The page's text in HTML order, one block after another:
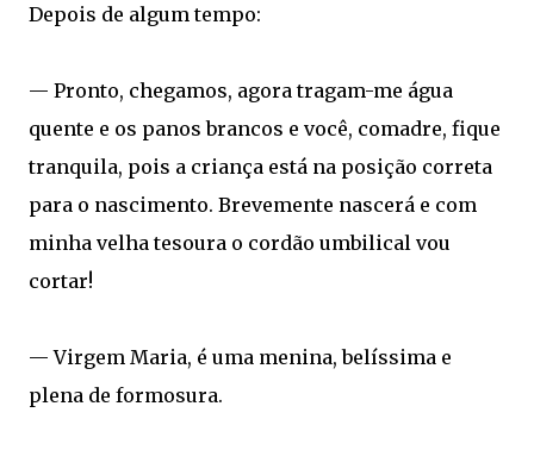
Depois de algum tempo:
— Pronto, chegamos, agora tragam-me água
quente e os panos brancos e você, comadre, fique
tranquila, pois a criança está na posição correta
para o nascimento. Brevemente nascerá e com
minha velha tesoura o cordão umbilical vou
cortar!
— Virgem Maria, é uma menina, belíssima e
plena de formosura.